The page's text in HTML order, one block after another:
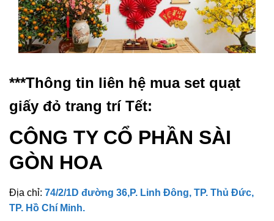
***Thông tin liên hệ mua set quạt
giấy đỏ trang trí Tết:
CÔNG TY CỔ PHẦN SÀI
GÒN HOA
Địa chỉ: 74/2/1D đường 36,P. Linh Đông, TP. Thủ Đức,
TP. Hồ Chí Minh.